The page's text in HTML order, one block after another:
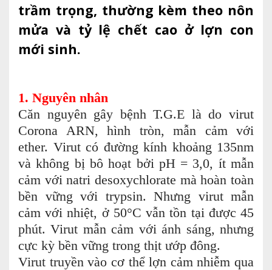
trầm trọng, thường kèm theo nôn
mửa và tỷ lệ chết cao ở lợn con
mới sinh.
1. Nguyên nhân
Căn nguyên gây bệnh T.G.E là do virut
Corona ARN, hình tròn, mẫn cảm với
ether. Virut có đường kính khoảng 135nm
và không bị bô hoạt bởi pH = 3,0, ít mẫn
cảm với natri desoxychlorate mà hoàn toàn
bền vững với trypsin. Nhưng virut mẫn
cảm với nhiệt, ở 50°C vẫn tồn tại được 45
phút. Virut mẫn cảm với ánh sáng, nhưng
cực kỳ bền vững trong thịt ướp đông.
Virut truyền vào cơ thể lợn cảm nhiễm qua